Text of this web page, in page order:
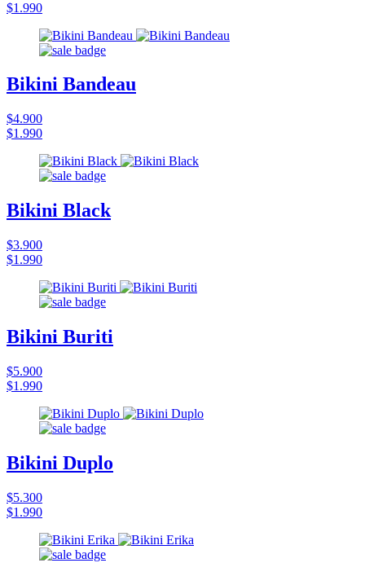
$1.990
Bikini Bandeau
$4.900
$1.990
Bikini Black
$3.900
$1.990
Bikini Buriti
$5.900
$1.990
Bikini Duplo
$5.300
$1.990